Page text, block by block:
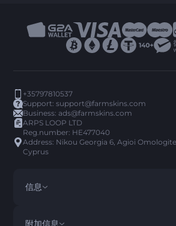
+35797810537
Support:support@farmskins.com
Business:ads@farmskins.com
ARPS LOOP LTD
Reg.number: HE477040
Address: Nikou Georgia 6, Agioi
Cyprus
信息
条款与条件
附加信息